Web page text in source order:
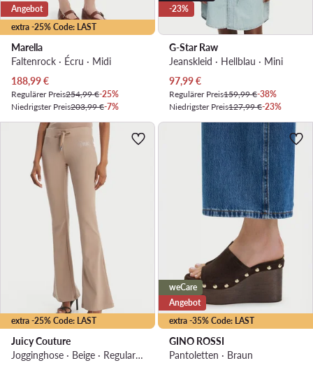
extra -25% Code: LAST
Angebot
Marella
Faltenrock · Écru · Midi
Aktueller Preis
188,99€
Regulärer Preis254,99 €-25%
Niedrigster Preis203,99 €-7%
-23%
G-Star Raw
Jeanskleid · Hellblau · Mini
Aktueller Preis
97,99€
Regulärer Preis159,99 €-38%
Niedrigster Preis127,99 €-23%
extra -25% Code: LAST
Juicy Couture
Jogginghose · Beige · Regular Fit
extra -35% Code: LAST
weCare
Angebot
GINO ROSSI
Pantoletten · Braun